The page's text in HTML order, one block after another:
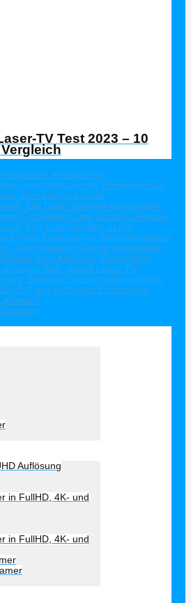
TV Test 2023 – 10
ermöglichen
atemberaubende Filmerlebnisse
oder eindrucksvolle
Die Laser Beamer überzeugen
Farbbrillanz und Schärfe. Freuen
Ihre Lieblingsfilme in der
Ihres Zuhauses in Kinoatmosphäre
Auch kleinere Räume verwandeln
zum Kinosaal. Besonderer
erfreuen Sich aktuell Laser-TV
Beamer. Diese zaubern riesige
Zoll aus kürzester Entfernung.
Auflösung
in FullHD, 4K- und
in FullHD, 4K- und